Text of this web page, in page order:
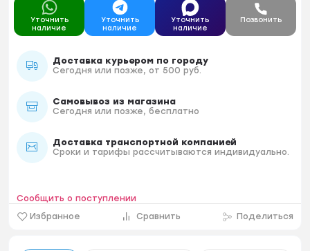
Уточнить
наличие
Уточнить
наличие
Уточнить
наличие
Позвонить
Доставка курьером по городу
Сегодня или позже, от 500 руб.
Самовывоз из магазина
Сегодня или позже, бесплатно
Доставка транспортной компанией
Сроки и тарифы рассчитываются индивидуально.
Избранное Сравнить Поделиться
Сообщить о поступлении